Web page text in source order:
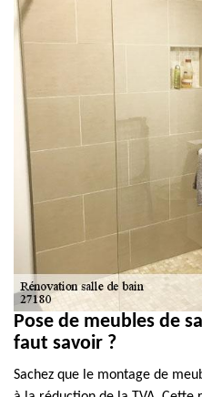
Pose de meubles de
faut savoir ?
Sachez que le montage de